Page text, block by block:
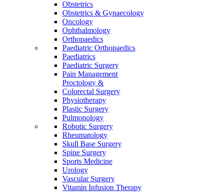
Obstetrics
Obstetrics & Gynaecology
Oncology
Ophthalmology
Orthopaedics
Paediatric Orthopaedics
Paediatrics
Paediatric Surgery
Pain Management
Proctology &
Colorectal Surgery
Physiotherapy
Plastic Surgery
Pulmonology
Robotic Surgery
Rheumatology
Skull Base Surgery
Spine Surgery
Sports Medicine
Urology
Vascular Surgery
Vitamin Infusion Therapy